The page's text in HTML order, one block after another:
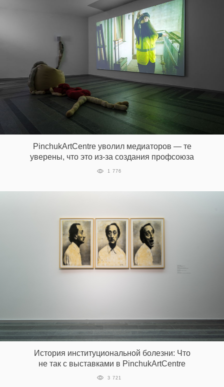
PinchukArtCentre уволил медиаторов — те
уверены, что это из-за создания профсоюза
1 776
История институциональной болезни: Что
не так с выставками в PinchukArtCentre
3 721